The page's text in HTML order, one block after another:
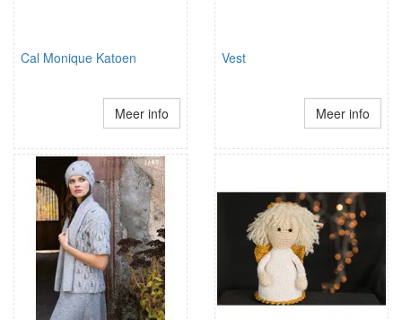
Cal Monique Katoen
Meer info
Vest
Meer info